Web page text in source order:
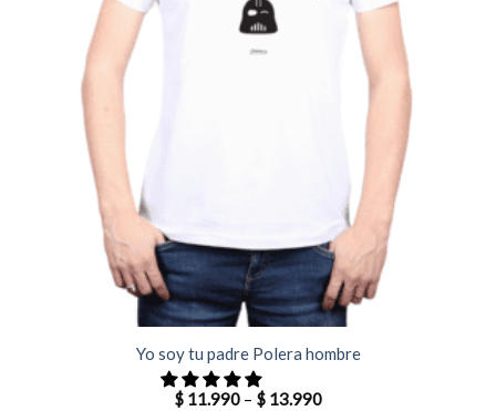
Yo soy tu padre Polera hombre
$ 11.990 – $ 13.990